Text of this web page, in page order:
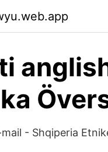
- Shqiperia